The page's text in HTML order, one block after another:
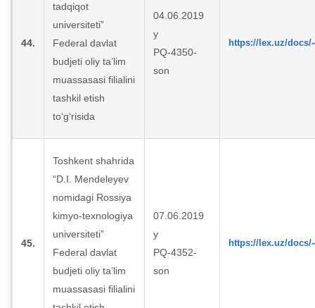
44.
tadqiqot
universiteti”
Federal davlat
budjeti oliy ta’lim
muassasasi filialini
tashkil etish
to‘g‘risida
04.06.2019
y
PQ-4350-
son
https://lex.uz/docs/-
45.
Toshkent shahrida
“D.I. Mendeleyev
nomidagi Rossiya
kimyo-texnologiya
universiteti”
Federal davlat
budjeti oliy ta’lim
muassasasi filialini
07.06.2019
y
PQ-4352-
son
https://lex.uz/docs/-